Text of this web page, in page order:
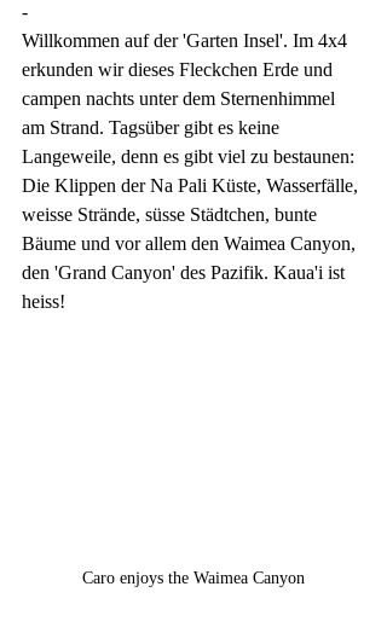
-
Willkommen auf der 'Garten Insel'. Im 4x4
erkunden wir dieses Fleckchen Erde und
campen nachts unter dem Sternenhimmel
am Strand. Tagsüber gibt es keine
Langeweile, denn es gibt viel zu bestaunen:
Die Klippen der Na Pali Küste, Wasserfälle,
weisse Strände, süsse Städtchen, bunte
Bäume und vor allem den Waimea Canyon,
den 'Grand Canyon' des Pazifik. Kaua'i ist
heiss!
Caro enjoys the Waimea Canyon